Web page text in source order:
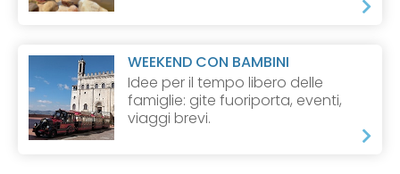
WEEKEND CON BAMBINI
Idee per il tempo libero delle
famiglie: gite fuoriporta, eventi,
viaggi brevi.